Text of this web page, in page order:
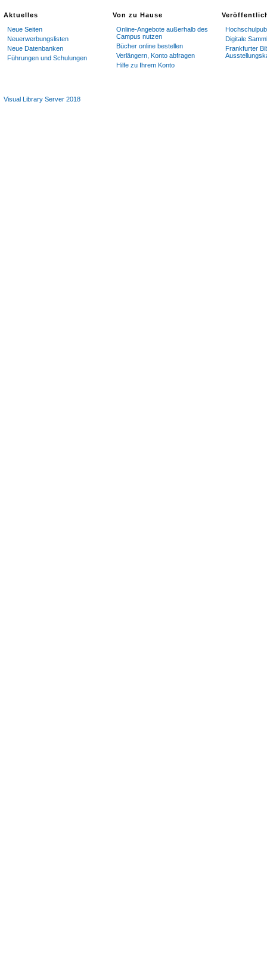
Aktuelles
Neue Seiten
Neuerwerbungslisten
Neue Datenbanken
Führungen und Schulungen
Von zu Hause
Online-Angebote außerhalb des
Campus nutzen
Bücher online bestellen
Verlängern, Konto abfragen
Hilfe zu Ihrem Konto
Digitale
Frankfurter
Visual Library Server 2018